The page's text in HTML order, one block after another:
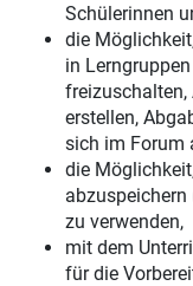
Schülerinnen
die
in
erstellen,
sich im Forum
die
zu verwenden,
mit dem
für die